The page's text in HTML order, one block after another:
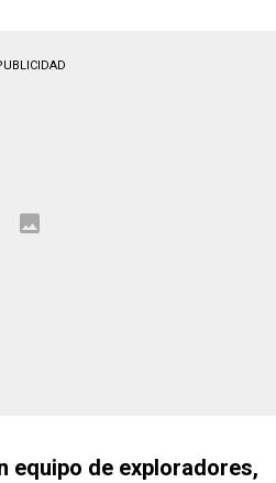
equipo de exploradores,